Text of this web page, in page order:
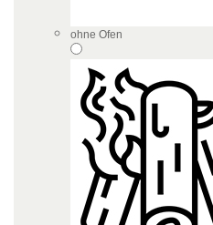
ohne Ofen